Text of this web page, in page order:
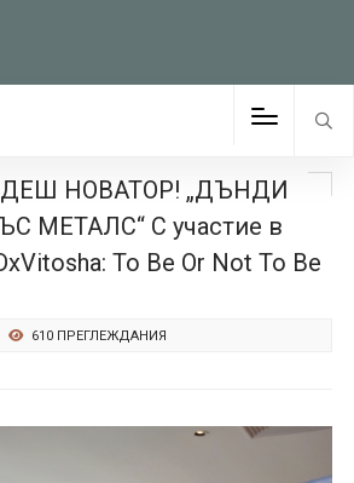
НОВАТОР! „ДЪНДИ
МЕТАЛС“ С участие в
To Be Or Not To Be
610 ПРЕГЛЕЖДАНИЯ